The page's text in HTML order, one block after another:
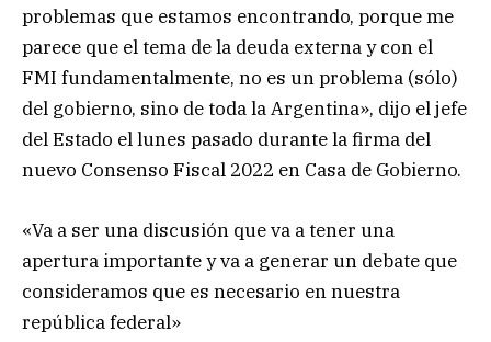
problemas que estamos encontrando, porque me
parece que el tema de la deuda externa y con el
FMI fundamentalmente, no es un problema (sólo)
del gobierno, sino de toda la Argentina», dijo el jefe
del Estado el lunes pasado durante la firma del
nuevo Consenso Fiscal 2022 en Casa de Gobierno.
«Va a ser una discusión que va a tener una
apertura importante y va a generar un debate que
consideramos que es necesario en nuestra
república federal»